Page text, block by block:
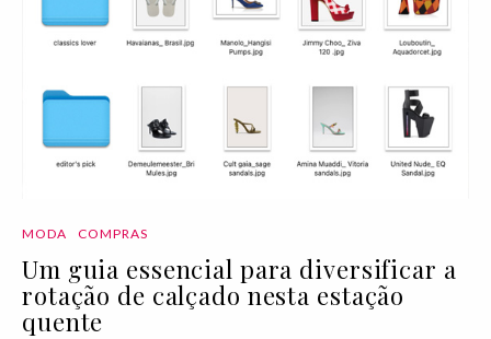
MODA COMPRAS
Um guia essencial para diversificar a
rotação de calçado nesta estação
quente